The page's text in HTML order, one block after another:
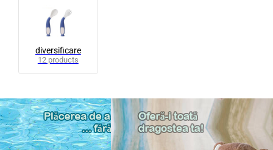
diversificare
12 products